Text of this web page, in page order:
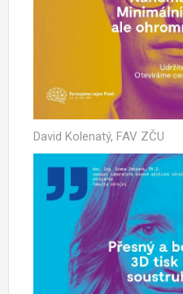
David Kolenatý, FAV ZČU